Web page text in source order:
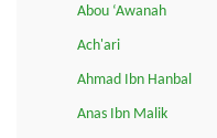
Abou ‘Awanah
Ach'ari
Ahmad Ibn Hanbal
Anas Ibn Malik